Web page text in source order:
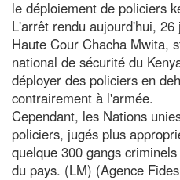
le déploiement de policiers
L'arrêt rendu aujourd'hui,
Haute Cour Chacha Mwita,
national de sécurité du
déployer des policiers en
contrairement à l'armée.
Cependant, les Nations
policiers, jugés plus
quelque 300 gangs
du pays. (LM) (Agence